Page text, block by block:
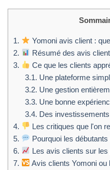
1.
Yomoni avis client :
2.
Résumé des avis
3.
Ce que les clients
3.1. Une plateforme
3.2. Une gestion
3.3. Une bonne
3.4. Des
4.
Les critiques que l'on
5.
Pourquoi les
6.
Les avis clients sur
7.
Avis clients Yomoni ou